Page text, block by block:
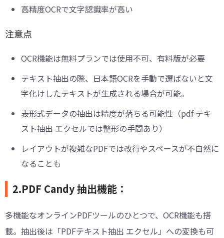
高精度OCRで文字認識率が高い
注意点
OCR機能は無料プランでは使用不可、有料版が必要
テキスト抽出の際、日本語OCRを手動で選ばないと文
字化けしたテキストが生成される場合が可能。
表形式データの抽出は精度が落ちる可能性（pdf テキ
スト抽出 エクセルでは整形の手間あり）
レイアウトが複雑なPDFでは改行やスペースが不自然に
なることも
2.PDF Candy 抽出機能：
多機能なオンラインPDFツールのひとつで、OCR機能も搭
載。抽出後は「PDFテキスト抽出 エクセル」への変換も可